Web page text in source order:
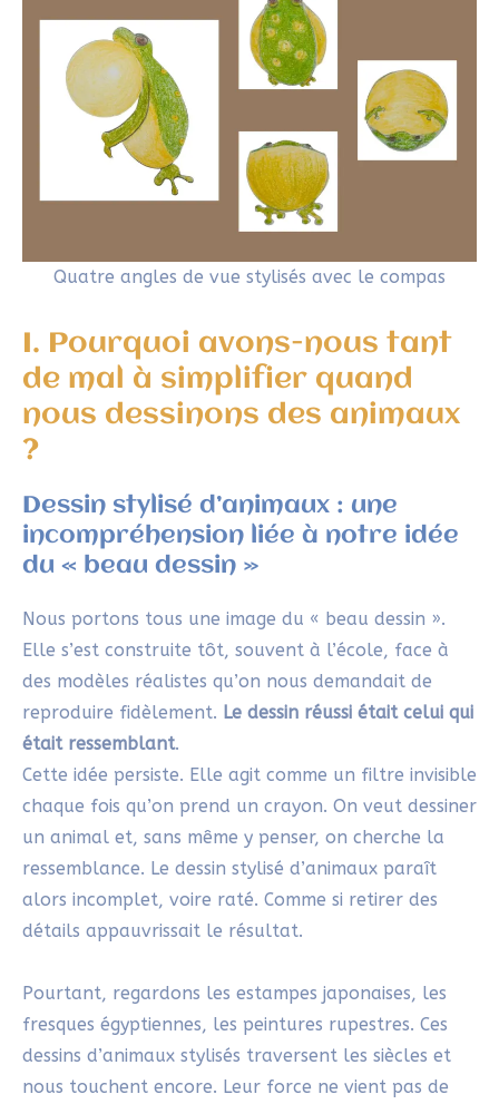
Quatre angles de vue stylisés avec le compas
I. Pourquoi avons-nous tant
de mal à simplifier quand
nous dessinons des animaux
?
Dessin stylisé d’animaux : une
incompréhension liée à notre idée
du « beau dessin »
Nous portons tous une image du « beau dessin ».
Elle s’est construite tôt, souvent à l’école, face à
des modèles réalistes qu’on nous demandait de
reproduire fidèlement. Le dessin réussi était celui qui
était ressemblant.
Cette idée persiste. Elle agit comme un filtre invisible
chaque fois qu’on prend un crayon. On veut dessiner
un animal et, sans même y penser, on cherche la
ressemblance. Le dessin stylisé d’animaux paraît
alors incomplet, voire raté. Comme si retirer des
détails appauvrissait le résultat.
Pourtant, regardons les estampes japonaises, les
fresques égyptiennes, les peintures rupestres. Ces
dessins d’animaux stylisés traversent les siècles et
nous touchent encore. Leur force ne vient pas de